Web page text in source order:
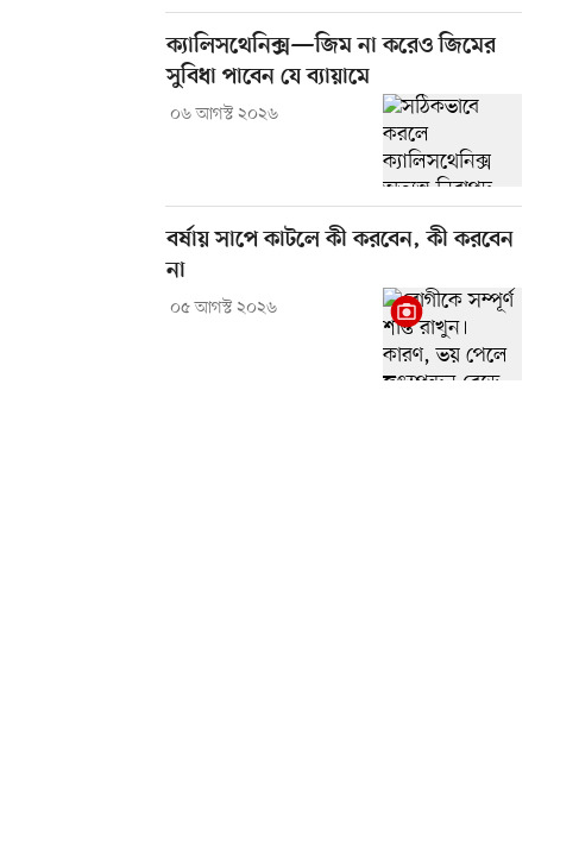
ক্যালিসথেনিক্স—জিম না করেও জিমের
সুবিধা পাবেন যে ব্যায়ামে
০৬ আগস্ট ২০২৬
বর্ষায় সাপে কাটলে কী করবেন, কী করবেন
না
০৫ আগস্ট ২০২৬